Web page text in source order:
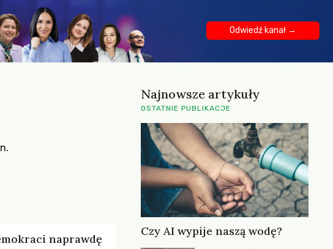
Odwiedź kanał →
naprawdę
Najnowsze artykuły
OSTATNIE PUBLIKACJE
Czy AI wypije naszą wodę?